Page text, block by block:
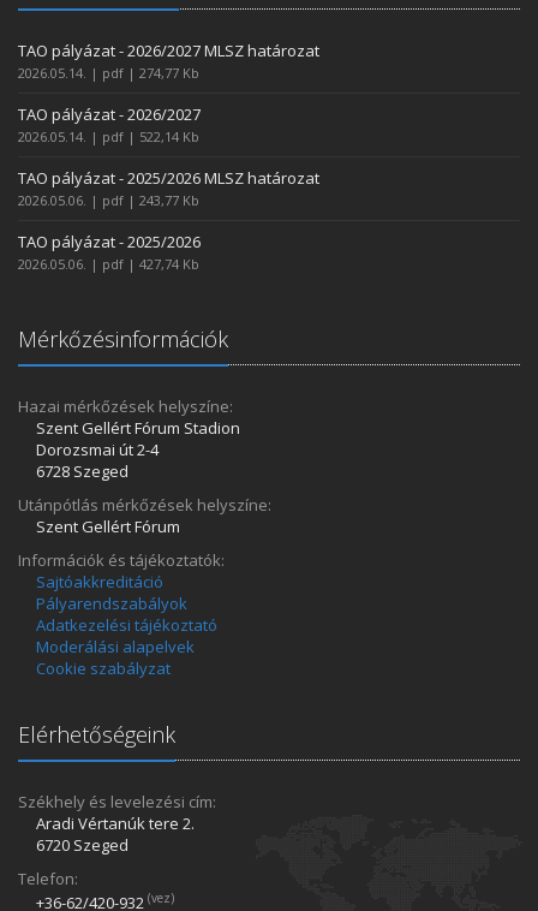
TAO pályázat - 2026/2027 MLSZ határozat
2026.05.14. | pdf | 274,77 Kb
TAO pályázat - 2026/2027
2026.05.14. | pdf | 522,14 Kb
TAO pályázat - 2025/2026 MLSZ határozat
2026.05.06. | pdf | 243,77 Kb
TAO pályázat - 2025/2026
2026.05.06. | pdf | 427,74 Kb
Mérkőzésinformációk
Hazai mérkőzések helyszíne:
Szent Gellért Fórum Stadion
Dorozsmai út 2-4
6728 Szeged
Utánpótlás mérkőzések helyszíne:
Szent Gellért Fórum
Információk és tájékoztatók:
Sajtóakkreditáció
Pályarendszabályok
Adatkezelési tájékoztató
Moderálási alapelvek
Cookie szabályzat
Elérhetőségeink
Székhely és levelezési cím:
Aradi Vértanúk tere 2.
6720 Szeged
Telefon:
+36-62/420­-932 (vez)